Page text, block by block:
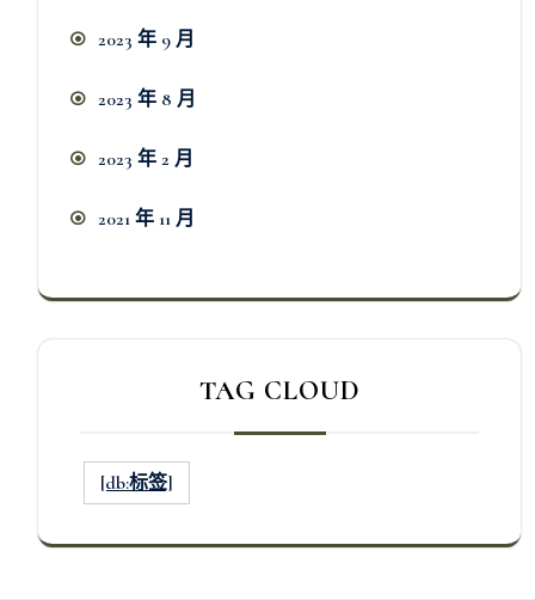
2023 年 9 月
2023 年 8 月
2023 年 2 月
2021 年 11 月
TAG CLOUD
[db:标签]